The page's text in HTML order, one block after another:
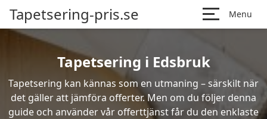
Tapetsering-pris.se Menu
Tapetsering i Edsbruk
Tapetsering kan kännas som en utmaning – särskilt när
det gäller att jämföra offerter. Men om du följer denna
guide och använder vår offerttjänst får du den enklaste